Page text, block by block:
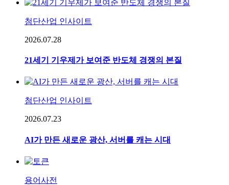
첨단산업 인사이트
2026.07.28
21세기 기우제가 보여준 반도체 경쟁의 본질
첨단산업 인사이트
2026.07.23
AI가 만든 새로운 광산, 서버를 캐는 시대
용어사전